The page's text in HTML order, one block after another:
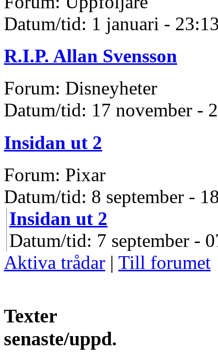
Datum/tid: 1 januari -
R.I.P. Allan Svensson
Forum: Disneyheter
Datum/tid: 17 november -
Insidan ut 2
Forum: Pixar
Datum/tid: 8 september -
Insidan ut 2
Datum/tid: 7 september -
Aktiva trådar | Till forumet
Texter
senaste/uppd.